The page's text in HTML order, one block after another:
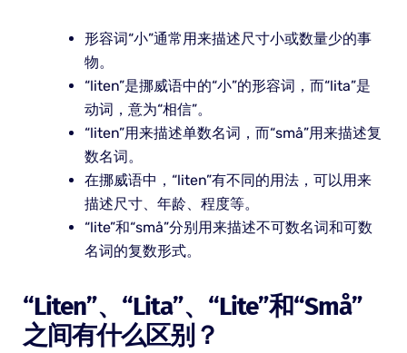
形容词“小”通常用来描述尺寸小或数量少的事
物。
“liten”是挪威语中的“小”的形容词，而“lita”是
动词，意为“相信”。
“liten”用来描述单数名词，而“små”用来描述复
数名词。
在挪威语中，“liten”有不同的用法，可以用来
描述尺寸、年龄、程度等。
“lite”和“små”分别用来描述不可数名词和可数
名词的复数形式。
“liten”、“lita”、“lite”和“små”
之间有什么区别？